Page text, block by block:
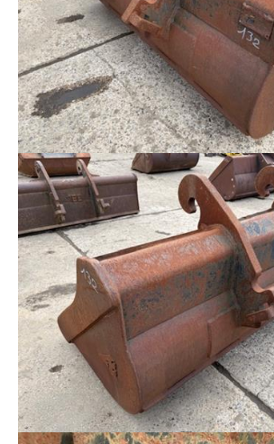
RIPPER
ADAPTATEUR
PNEUS / JANTE
PONT
TRAIN CHAINE
BRAS
CABINE
BOÎTE DE VITESSES / CONVERTISSEUR
DISTRIBUTEUR HYDRAULIQUE